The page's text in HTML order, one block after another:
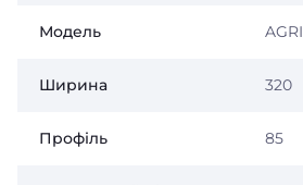
Модель
Ширина 320
Профіль 85